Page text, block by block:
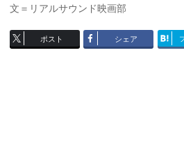
文＝リアルサウンド映画部
ポスト シェア